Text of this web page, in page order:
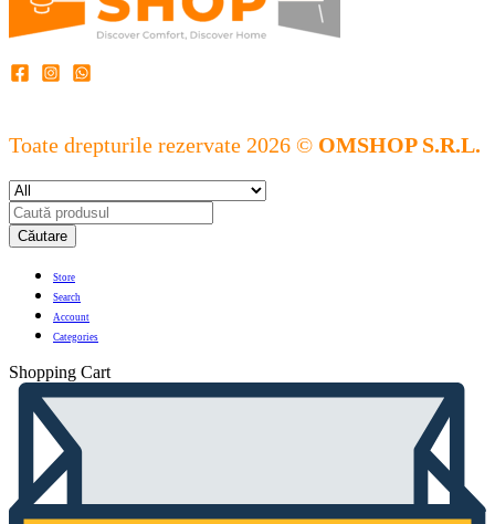
Toate drepturile rezervate 2026 © OMSHOP S.R.L.
Căutare
Store
Search
Account
Categories
Shopping Cart